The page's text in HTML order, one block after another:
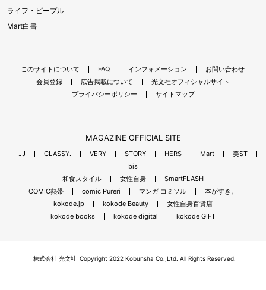
ライフ・ピープル
Mart白書
このサイトについて FAQ インフォメーション
お問い合わせ
会員登録
広告掲載について
光文社オフィシャルサイト
プライバシーポリシー
サイトマップ
MAGAZINE OFFICIAL SITE
JJ CLASSY. VERY STORY HERS Mart
美ST
bis
和食スタイル
女性自身
SmartFLASH
COMIC熱帯
comic Pureri マンガ コミソル
本がすき。
kokode.jp
kokode Beauty
女性自身百貨店
kokode books
kokode digital kokode GIFT
株式会社 光文社 Copyright 2022 Kobunsha Co.,Ltd. All Rights Reserved.